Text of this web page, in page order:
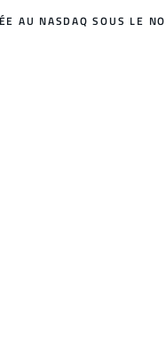
AU NASDAQ SOUS LE